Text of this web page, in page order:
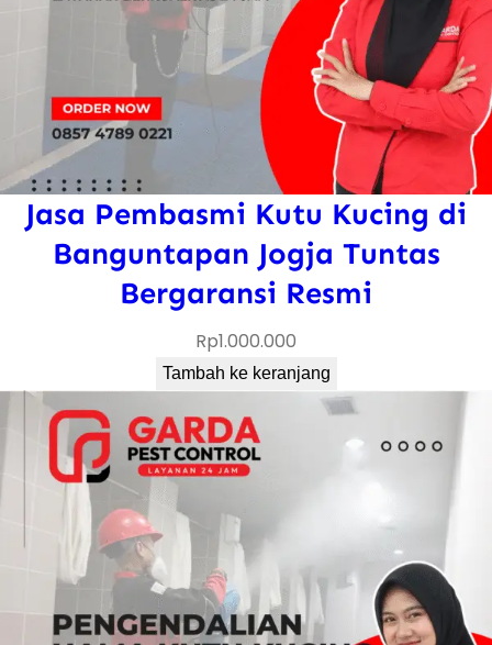
Jasa Pembasmi Kutu Kucing di
Banguntapan Jogja Tuntas
Bergaransi Resmi
Rp1.000.000
Tambah ke keranjang